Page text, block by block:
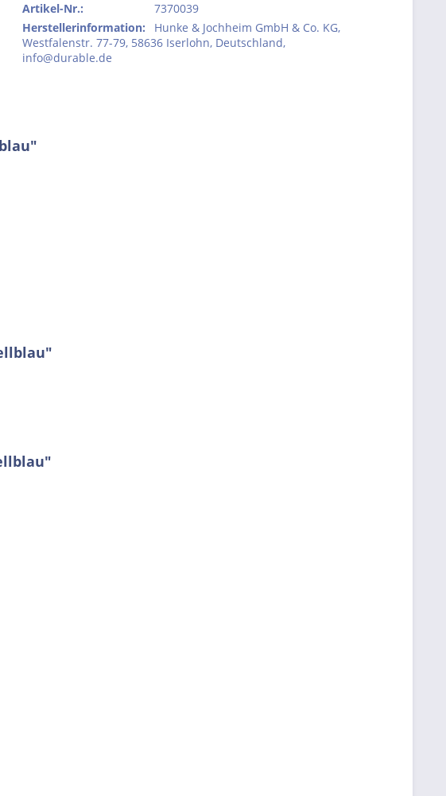
Artikel-Nr.:
7370039
Herstellerinformation:
Hunke & Jochheim GmbH & Co. KG,
Westfalenstr. 77-79, 58636 Iserlohn, Deutschland,
info@durable.de